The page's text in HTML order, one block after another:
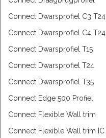
Connect Dwarsprofiel C3 T24
Connect Dwarsprofiel C4 T24
Connect Dwarsprofiel T15
Connect Dwarsprofiel T24
Connect Dwarsprofiel T35
Connect Edge 500 Profiel
Connect Flexible Wall trim
Connect Flexible Wall trim IC